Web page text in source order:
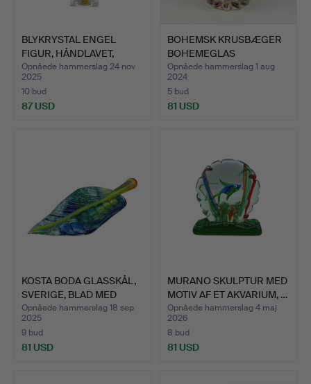
BLYKRYSTAL ENGEL
FIGUR, HÅNDLAVET,
LAVET I…
Opnåede hammerslag 24 nov
2025
10 bud
87 USD
BOHEMSK KRUSBÆGER
BOHEMEGLAS
DEKORERET MED…
Opnåede hammerslag 1 aug
2024
5 bud
81 USD
KOSTA BODA GLASSKÅL,
SVERIGE, BLAD MED
HÅN…
Opnåede hammerslag 18 sep
2025
9 bud
81 USD
MURANO SKULPTUR MED
MOTIV AF ET AKVARIUM, …
Opnåede hammerslag 4 maj
2026
8 bud
81 USD